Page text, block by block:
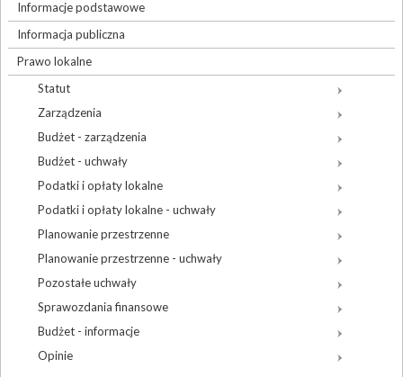
Informacje podstawowe
Informacja publiczna
Prawo lokalne
Statut
Zarządzenia
Budżet - zarządzenia
Budżet - uchwały
Podatki i opłaty lokalne
Podatki i opłaty lokalne - uchwały
Planowanie przestrzenne
Planowanie przestrzenne - uchwały
Pozostałe uchwały
Sprawozdania finansowe
Budżet - informacje
Opinie